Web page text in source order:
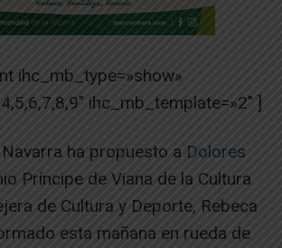
ihc_mb_type=»show»
ihc_mb_template=»2″ ]
ha propuesto a Dolores
Príncipe de Viana de la Cultura
de Cultura y Deporte, Rebeca
esta mañana en rueda de